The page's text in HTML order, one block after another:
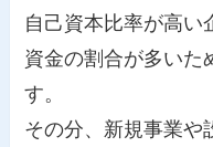
自己資本比率が高い
資金の割合が多いた
す。
その分、新規事業や